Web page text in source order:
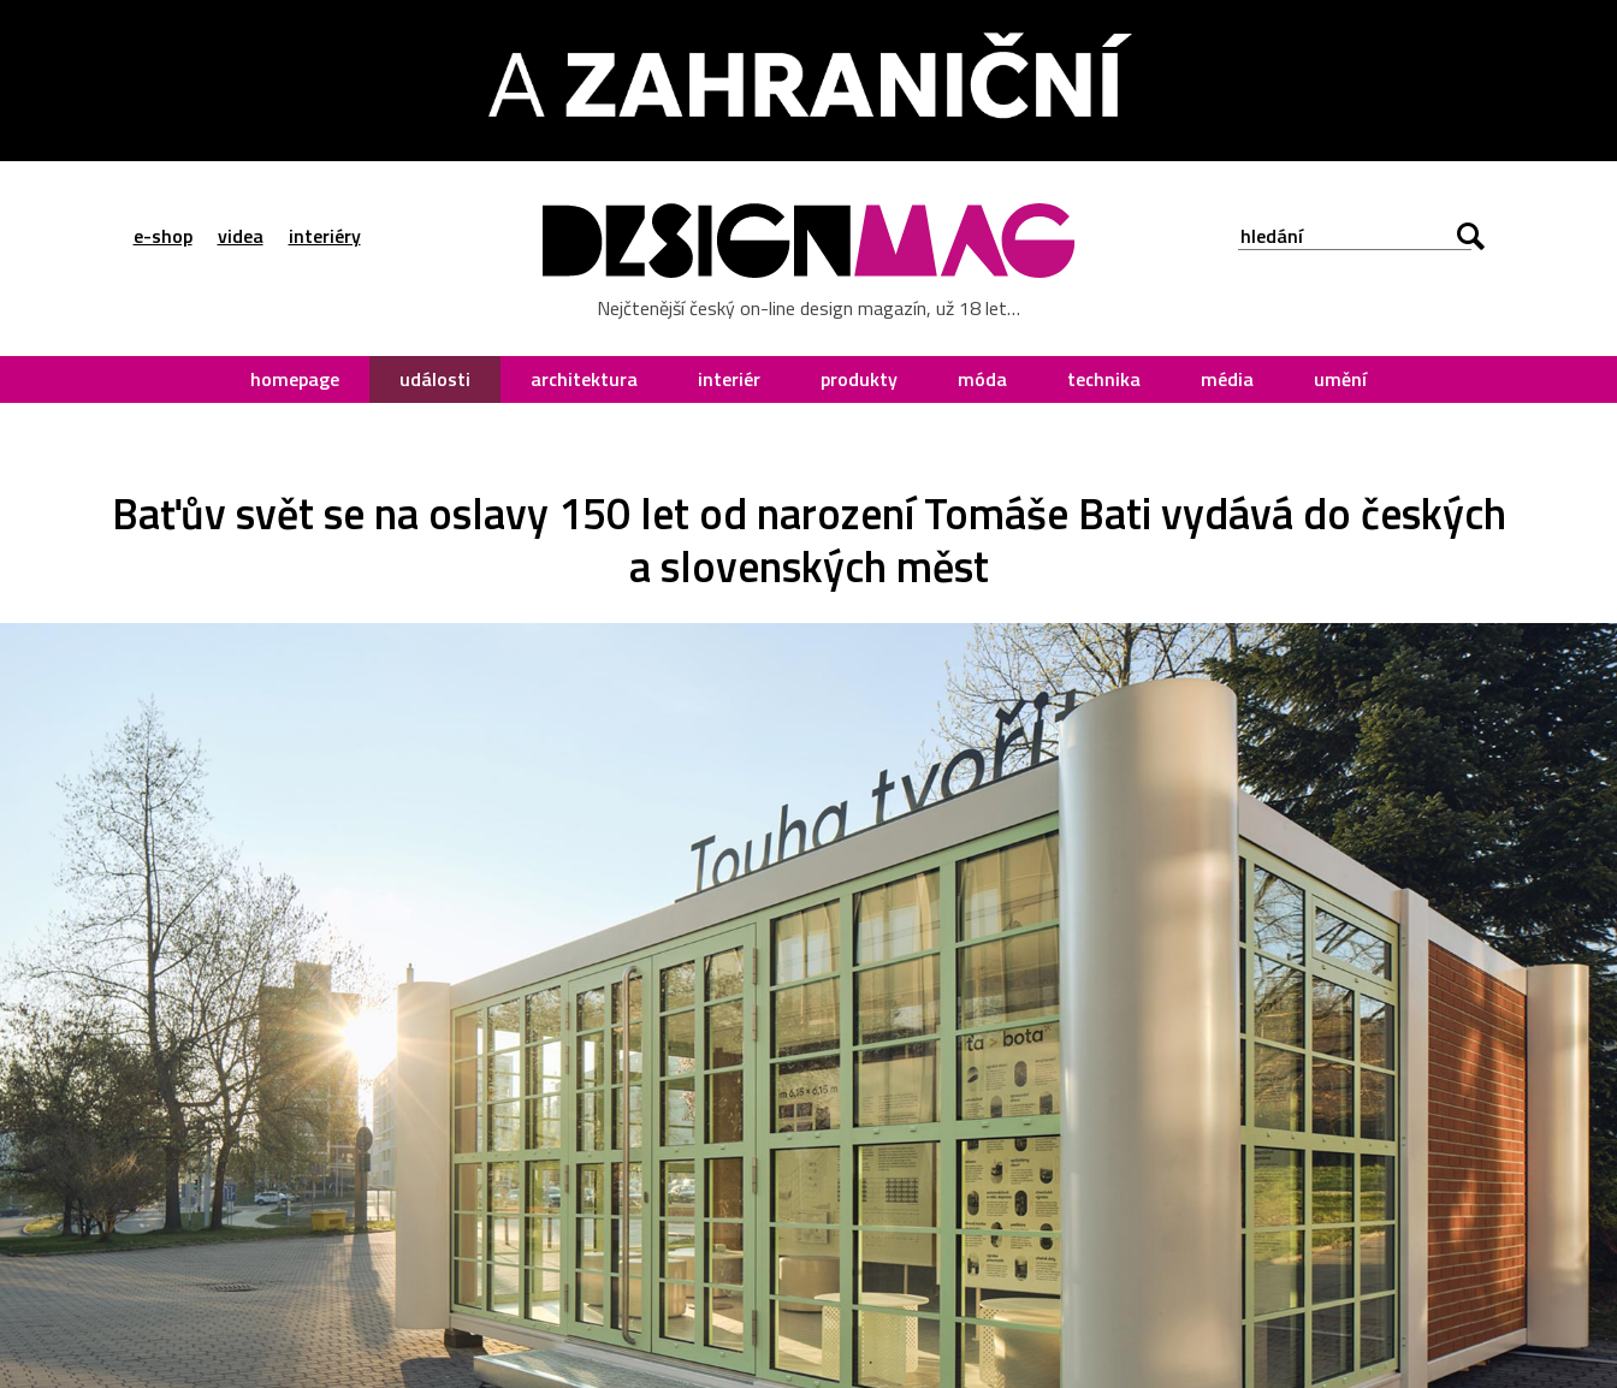
e-shop videa interiéry
Nejčtenější český on-line design magazín, už 18 let…
homepage události architektura interiér produkty móda technika média umění
Baťův svět se na oslavy 150 let od narození Tomáše Bati vydává do českých
a slovenských měst